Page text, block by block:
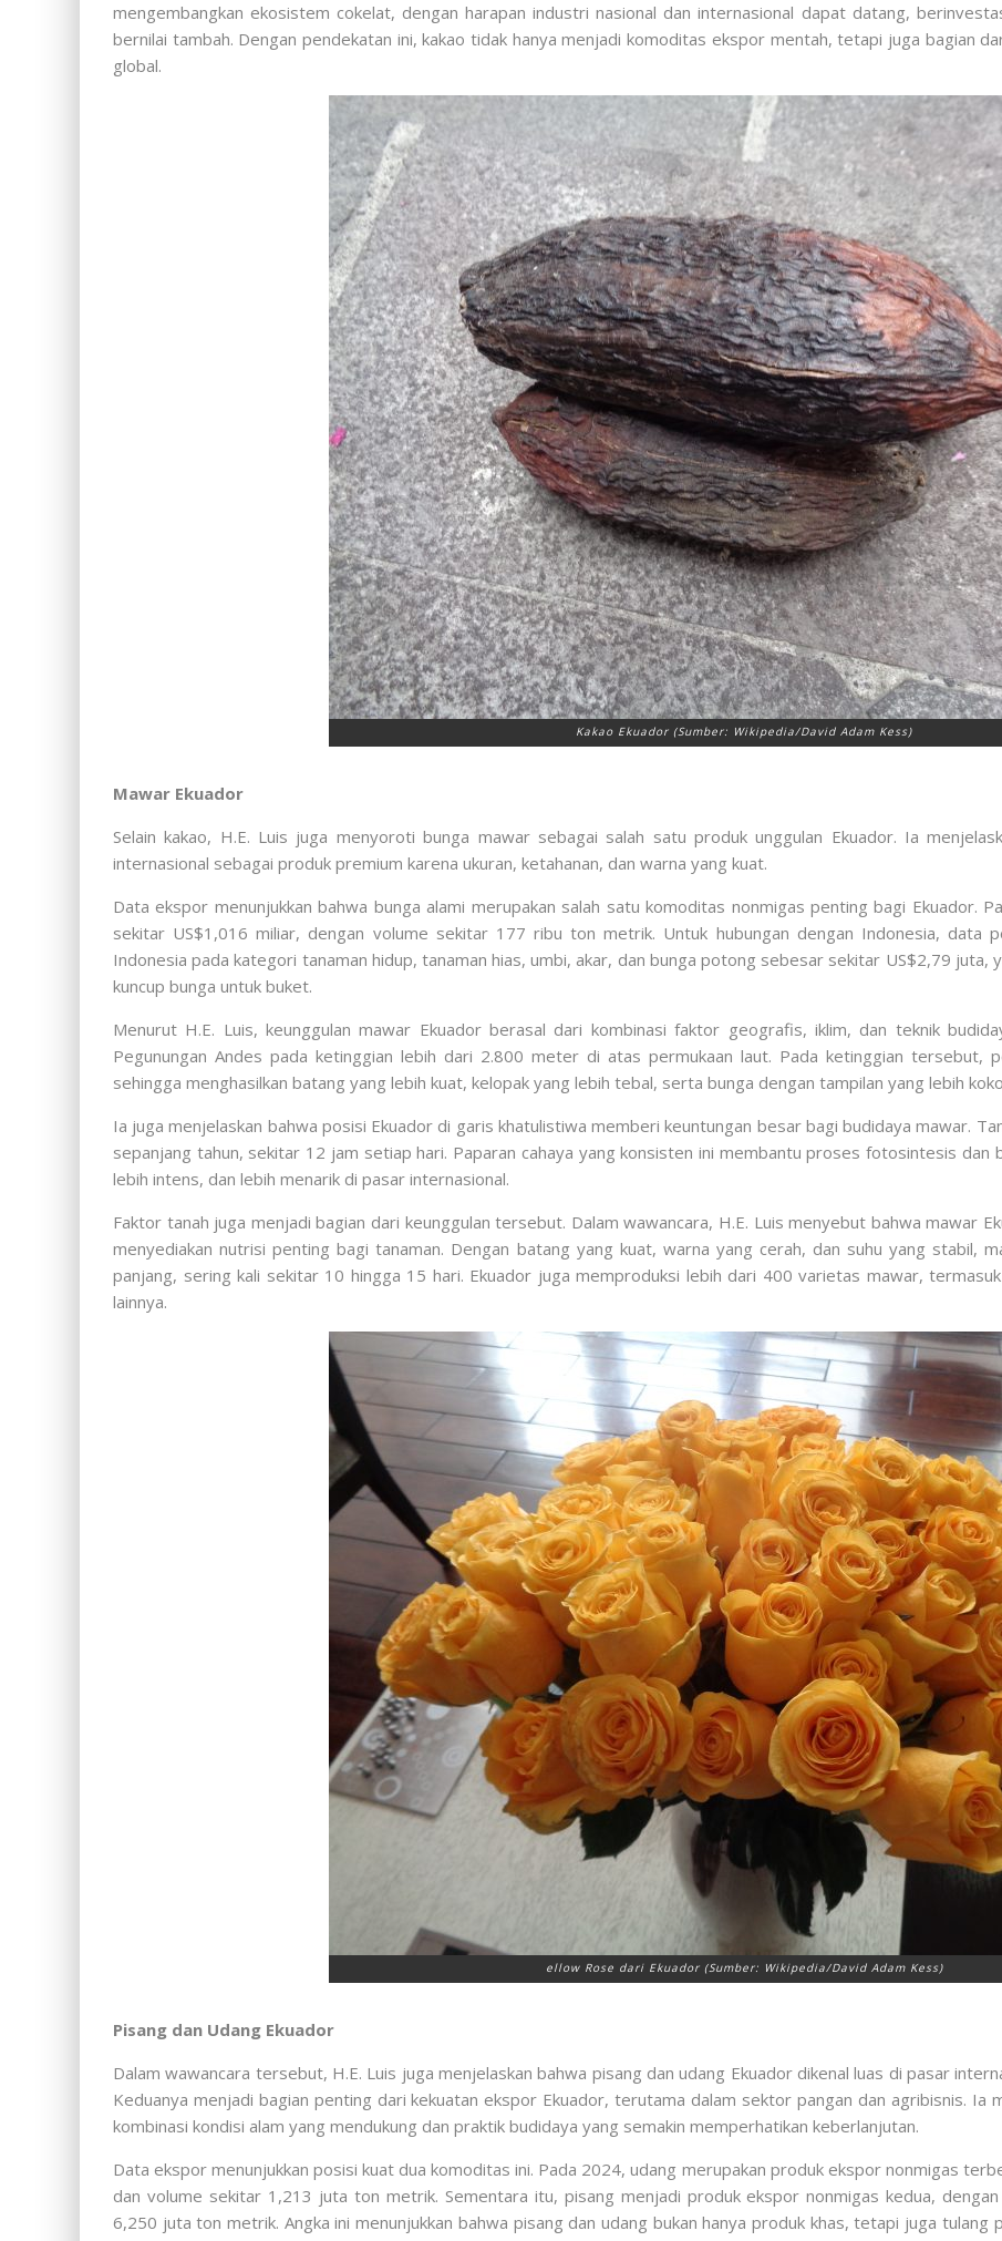
mengembangkan ekosistem cokelat, dengan harapan industri nasional dan internasional dapat datang,
bernilai tambah. Dengan pendekatan ini, kakao tidak hanya menjadi komoditas ekspor mentah, tetapi juga bagian
global.
Kakao Ekuador (Sumber: Wikipedia/David Adam Kess)
Mawar Ekuador
Selain kakao, H.E. Luis juga menyoroti bunga mawar sebagai salah satu produk unggulan Ekuador. Ia
internasional sebagai produk premium karena ukuran, ketahanan, dan warna yang kuat.
Data ekspor menunjukkan bahwa bunga alami merupakan salah satu komoditas nonmigas penting bagi Ekuador.
sekitar US$1,016 miliar, dengan volume sekitar 177 ribu ton metrik. Untuk hubungan dengan Indonesia, data
Indonesia pada kategori tanaman hidup, tanaman hias, umbi, akar, dan bunga potong sebesar sekitar US$2,79 juta,
kuncup bunga untuk buket.
Menurut H.E. Luis, keunggulan mawar Ekuador berasal dari kombinasi faktor geografis, iklim, dan teknik
Pegunungan Andes pada ketinggian lebih dari 2.800 meter di atas permukaan laut. Pada ketinggian tersebut,
sehingga menghasilkan batang yang lebih kuat, kelopak yang lebih tebal, serta bunga dengan tampilan yang lebih
Ia juga menjelaskan bahwa posisi Ekuador di garis khatulistiwa memberi keuntungan besar bagi budidaya mawar.
sepanjang tahun, sekitar 12 jam setiap hari. Paparan cahaya yang konsisten ini membantu proses fotosintesis dan
lebih intens, dan lebih menarik di pasar internasional.
Faktor tanah juga menjadi bagian dari keunggulan tersebut. Dalam wawancara, H.E. Luis menyebut bahwa mawar
menyediakan nutrisi penting bagi tanaman. Dengan batang yang kuat, warna yang cerah, dan suhu yang stabil,
panjang, sering kali sekitar 10 hingga 15 hari. Ekuador juga memproduksi lebih dari 400 varietas mawar,
lainnya.
ellow Rose dari Ekuador (Sumber: Wikipedia/David Adam Kess)
Pisang dan Udang Ekuador
Dalam wawancara tersebut, H.E. Luis juga menjelaskan bahwa pisang dan udang Ekuador dikenal luas di pasar
Keduanya menjadi bagian penting dari kekuatan ekspor Ekuador, terutama dalam sektor pangan dan agribisnis. Ia
kombinasi kondisi alam yang mendukung dan praktik budidaya yang semakin memperhatikan keberlanjutan.
Data ekspor menunjukkan posisi kuat dua komoditas ini. Pada 2024, udang merupakan produk ekspor nonmigas
dan volume sekitar 1,213 juta ton metrik. Sementara itu, pisang menjadi produk ekspor nonmigas kedua,
6,250 juta ton metrik. Angka ini menunjukkan bahwa pisang dan udang bukan hanya produk khas, tetapi juga